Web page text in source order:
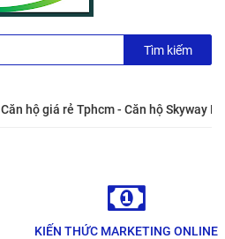
Tìm kiếm
Căn hộ giá rẻ Tphcm - Căn hộ Skyway
KIẾN THỨC MARKETING ONLINE